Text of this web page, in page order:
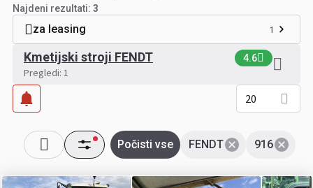
Najdeni rezultati: 3
za leasing 1
Kmetijski stroji FENDT 4.6
Pregledi: 1
20
916
FENDT
Počisti vse